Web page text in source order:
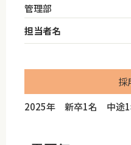
管理部
担当者名
採
2025年 新卒1名 中途1